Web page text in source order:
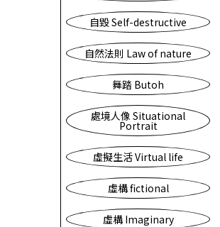
自毀 Self-destructive
自然法則 Law of nature
舞踏 Butoh
處境人像 Situational
Portrait
虛擬生活 Virtual life
虛構 fictional
虛構 Imaginary